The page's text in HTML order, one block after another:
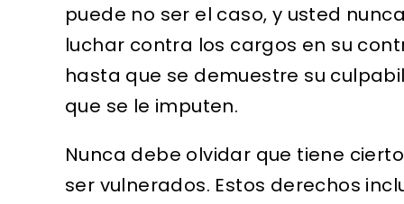
puede no ser el caso, y usted
luchar contra los cargos en su
hasta que se demuestre su
que se le imputen.
Nunca debe olvidar que tiene
ser vulnerados. Estos derechos